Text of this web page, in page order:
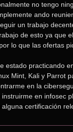
no tengo
ando
un trabajo
de esto ya que
lo que las ofertas
estado practicando
Mint, Kali y Parrot
en la
en infosec
certificación